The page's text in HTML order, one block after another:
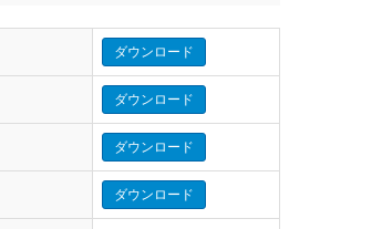
ダウンロード
ダウンロード
ダウンロード
ダウンロード